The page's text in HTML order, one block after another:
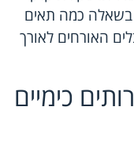
בשאלה כמה תאים
האורחים לאורך
כימיים